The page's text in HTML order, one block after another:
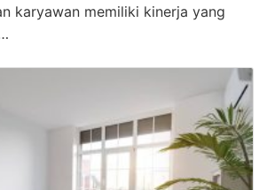
karyawan memiliki kinerja yang